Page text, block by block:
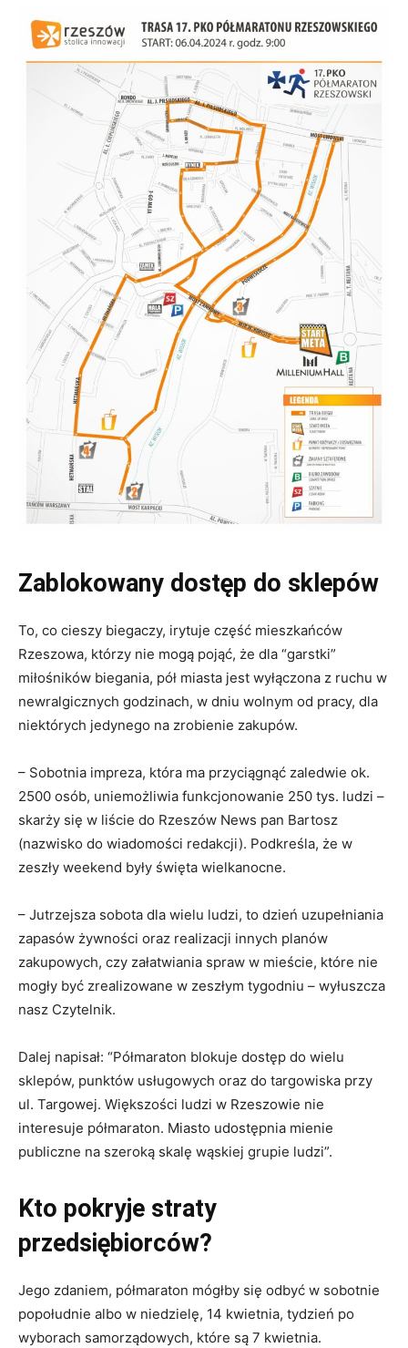
Zablokowany dostęp do sklepów
To, co cieszy biegaczy, irytuje część mieszkańców
Rzeszowa, którzy nie mogą pojąć, że dla “garstki”
miłośników biegania, pół miasta jest wyłączona z ruchu w
newralgicznych godzinach, w dniu wolnym od pracy, dla
niektórych jedynego na zrobienie zakupów.
– Sobotnia impreza, która ma przyciągnąć zaledwie ok.
2500 osób, uniemożliwia funkcjonowanie 250 tys. ludzi –
skarży się w liście do Rzeszów News pan Bartosz
(nazwisko do wiadomości redakcji). Podkreśla, że w
zeszły weekend były święta wielkanocne.
– Jutrzejsza sobota dla wielu ludzi, to dzień uzupełniania
zapasów żywności oraz realizacji innych planów
zakupowych, czy załatwiania spraw w mieście, które nie
mogły być zrealizowane w zeszłym tygodniu – wyłuszcza
nasz Czytelnik.
Dalej napisał: “Półmaraton blokuje dostęp do wielu
sklepów, punktów usługowych oraz do targowiska przy
ul. Targowej. Większości ludzi w Rzeszowie nie
interesuje półmaraton. Miasto udostępnia mienie
publiczne na szeroką skalę wąskiej grupie ludzi”.
Kto pokryje straty
przedsiębiorców?
Jego zdaniem, półmaraton mógłby się odbyć w sobotnie
popołudnie albo w niedzielę, 14 kwietnia, tydzień po
wyborach samorządowych, które są 7 kwietnia.